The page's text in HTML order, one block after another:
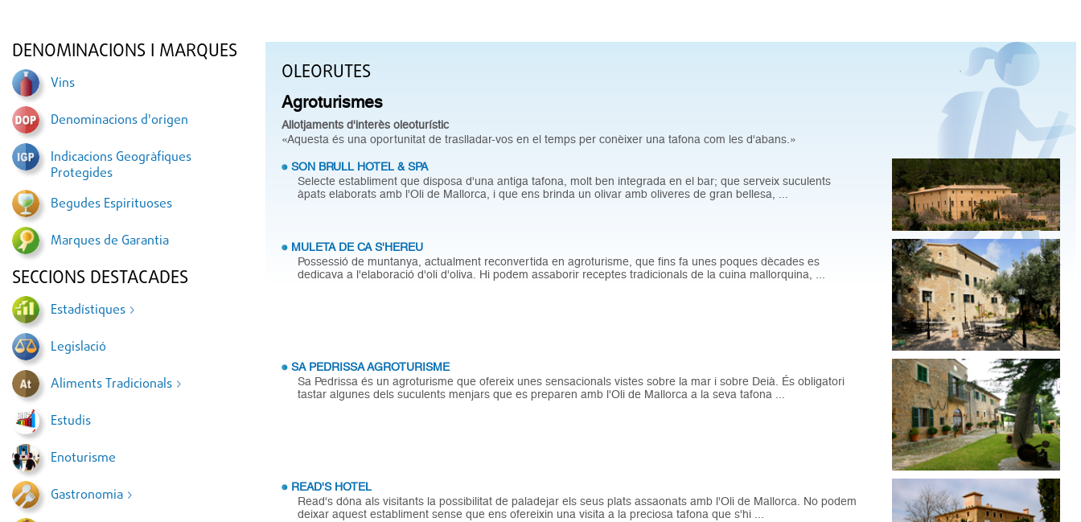
DENOMINACIONS I MARQUES
Vins
Denominacions d'origen
Indicacions Geogràfiques
Protegides
Begudes Espirituoses
Marques de Garantia
SECCIONS DESTACADES
Estadístiques
Legislació
Aliments Tradicionals
Estudis
Enoturisme
Gastronomia
OLEORUTES
Agroturismes
Allotjaments d'interès oleoturístic
«Aquesta és una oportunitat de traslladar-vos en el temps per conèixer una tafona com les d'abans.»
SON BRULL HOTEL & SPA
Selecte establiment que disposa d'una antiga tafona, molt ben integrada en el bar; que serveix suculents
àpats elaborats amb l'Oli de Mallorca, i que ens brinda un olivar amb oliveres de gran bellesa, ...
MULETA DE CA S'HEREU
Possessió de muntanya, actualment reconvertida en agroturisme, que fins fa unes poques dècades es
dedicava a l'elaboració d'oli d'oliva. Hi podem assaborir receptes tradicionals de la cuina mallorquina, ...
SA PEDRISSA AGROTURISME
Sa Pedrissa és un agroturisme que ofereix unes sensacionals vistes sobre la mar i sobre Deià. És obligatori
tastar algunes dels suculents menjars que es preparen amb l'Oli de Mallorca a la seva tafona ...
READ'S HOTEL
Read's dóna als visitants la possibilitat de paladejar els seus plats assaonats amb l'Oli de Mallorca. No podem
deixar aquest establiment sense que ens ofereixin una visita a la preciosa tafona que s'hi ...